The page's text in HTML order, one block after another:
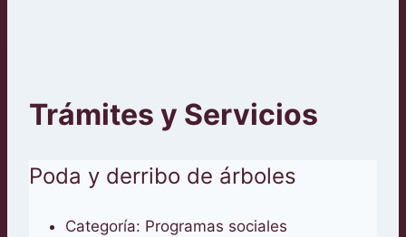
Trámites y Servicios
Poda y derribo de árboles
Categoría: Programas sociales